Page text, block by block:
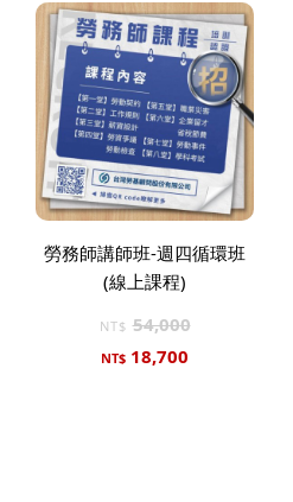
勞務師講師班-週四循環班
(線上課程)
NT$ 54,000
NT$ 18,700